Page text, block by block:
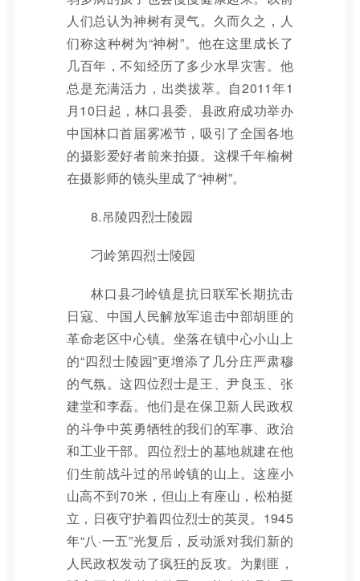
人们总认为神树有灵气。久而久之，人
们称这种树为“神树”。他在这里成长了
几百年，不知经历了多少水旱灾害。他
总是充满活力，出类拔萃。自2011年1
月10日起，林口县委、县政府成功举办
中国林口首届雾凇节，吸引了全国各地
的摄影爱好者前来拍摄。这棵千年榆树
在摄影师的镜头里成了“神树”。
8.吊陵四烈士陵园
刁岭第四烈士陵园
林口县刁岭镇是抗日联军长期抗击
日寇、中国人民解放军追击中部胡匪的
革命老区中心镇。坐落在镇中心小山上
的“四烈士陵园”更增添了几分庄严肃穆
的气氛。这四位烈士是王、尹良玉、张
建堂和李磊。他们是在保卫新人民政权
的斗争中英勇牺牲的我们的军事、政治
和工业干部。四位烈士的墓地就建在他
们生前战斗过的吊岭镇的山上。这座小
山高不到70米，但山上有座山，松柏挺
立，日夜守护着四位烈士的英灵。1945
年“八·一五”光复后，反动派对我们新的
人民政权发动了疯狂的反攻。为剿匪，